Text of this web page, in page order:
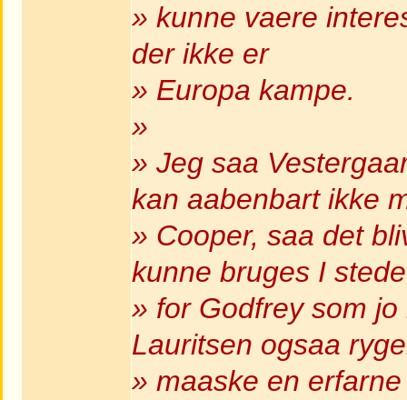
» kunne vaere
der ikke er
» Europa kampe.
»
» Jeg saa
kan aabenbart ikke
» Cooper, saa det
kunne bruges I
» for Godfrey som
Lauritsen ogsaa
» maaske en